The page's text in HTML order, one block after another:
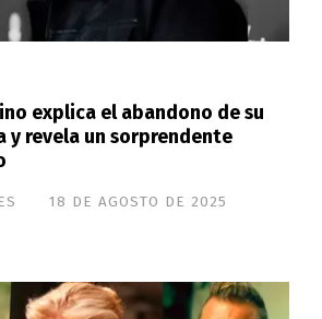
explica el abandono de su
y revela un sorprendente
18 DE AGOSTO DE 2025